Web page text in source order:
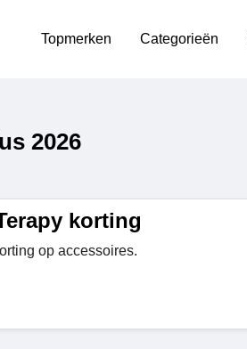
Topmerken Categorieën
2026
korting
op accessoires.